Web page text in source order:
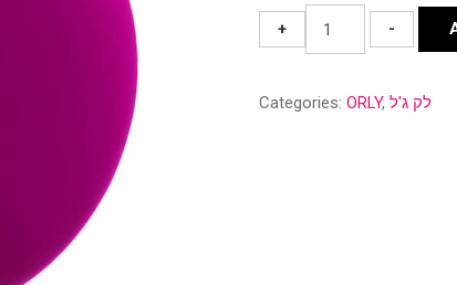
+
30076
RedFlare
-
Categories: ORLY, לק ג'ל